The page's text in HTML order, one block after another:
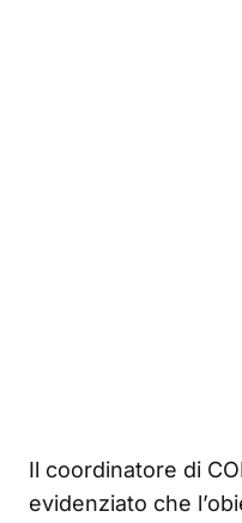
Il coordinatore di
evidenziato che